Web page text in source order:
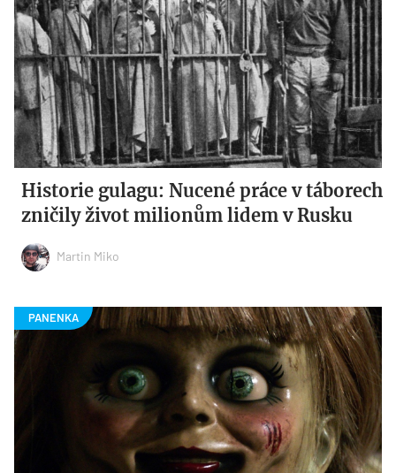
Historie gulagu: Nucené práce v táborech
zničily život milionům lidem v Rusku
Martin Miko